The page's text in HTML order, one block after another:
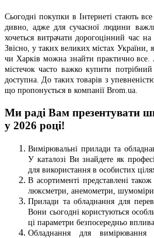
Сьогодні покупки в Інтернеті стають
дивно, адже для сучасної людини
хочеться витрачати дорогоцінний час
Звісно, ​​у таких великих містах України,
чи Харків можна знайти практично
містечок часто важко купити
доступна. До таких товарів з
що пропонується в компанії Brom.ua.
Ми раді Вам презентувати
у 2026 році!
Вимірювальні прилади та
У каталозі Ви знайдете як
для використання в особистих
В асортименті представлені
люксметри, анемометри, шумоміри.
Прилади та обладнання для
Вони сьогодні користуються
ці параметри безпосередньо
Обладнання для вимірювання